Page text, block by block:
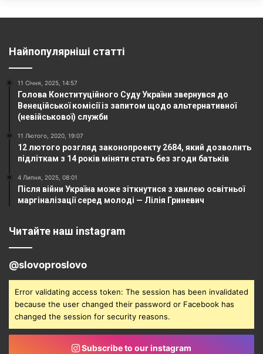
Найпопулярніші статті
11 Січня, 2025, 14:57
Голова Конституційного Суду України звернувся до
Венеційської комісії із запитом щодо альтернативної
(невійськової) служби
11 Лютого, 2020, 19:07
12 лютого розгляд законопроекту 2684, який дозволить
підліткам з 14 років міняти стать без згоди батьків
4 Липня, 2025, 08:01
Після війни Україна може зіткнутися з хвилею освітньої
маргіналізації серед молоді — Лілія Гриневич
Читайте наш instagram
@slovoproslovo
Error validating access token: The session has been invalidated
because the user changed their password or Facebook has
changed the session for security reasons.
Subscribe to our instagram